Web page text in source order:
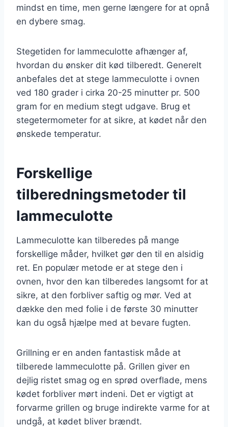
mindst en time, men gerne længere for at opnå
en dybere smag.
Stegetiden for lammeculotte afhænger af,
hvordan du ønsker dit kød tilberedt. Generelt
anbefales det at stege lammeculotte i ovnen
ved 180 grader i cirka 20-25 minutter pr. 500
gram for en medium stegt udgave. Brug et
stegetermometer for at sikre, at kødet når den
ønskede temperatur.
Forskellige
tilberedningsmetoder til
lammeculotte
Lammeculotte kan tilberedes på mange
forskellige måder, hvilket gør den til en alsidig
ret. En populær metode er at stege den i
ovnen, hvor den kan tilberedes langsomt for at
sikre, at den forbliver saftig og mør. Ved at
dække den med folie i de første 30 minutter
kan du også hjælpe med at bevare fugten.
Grillning er en anden fantastisk måde at
tilberede lammeculotte på. Grillen giver en
dejlig ristet smag og en sprød overflade, mens
kødet forbliver mørt indeni. Det er vigtigt at
forvarme grillen og bruge indirekte varme for at
undgå, at kødet bliver brændt.